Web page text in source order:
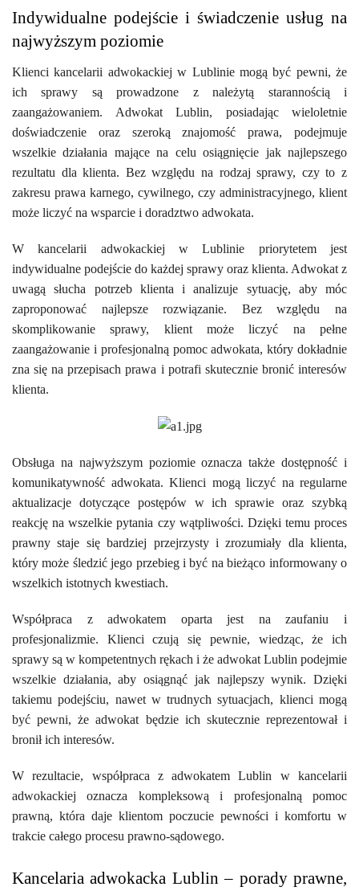
Indywidualne podejście i świadczenie usług na
najwyższym poziomie
Klienci kancelarii adwokackiej w Lublinie mogą być pewni, że
ich sprawy są prowadzone z należytą starannością i
zaangażowaniem. Adwokat Lublin, posiadając wieloletnie
doświadczenie oraz szeroką znajomość prawa, podejmuje
wszelkie działania mające na celu osiągnięcie jak najlepszego
rezultatu dla klienta. Bez względu na rodzaj sprawy, czy to z
zakresu prawa karnego, cywilnego, czy administracyjnego, klient
może liczyć na wsparcie i doradztwo adwokata.
W kancelarii adwokackiej w Lublinie priorytetem jest
indywidualne podejście do każdej sprawy oraz klienta. Adwokat z
uwagą słucha potrzeb klienta i analizuje sytuację, aby móc
zaproponować najlepsze rozwiązanie. Bez względu na
skomplikowanie sprawy, klient może liczyć na pełne
zaangażowanie i profesjonalną pomoc adwokata, który dokładnie
zna się na przepisach prawa i potrafi skutecznie bronić interesów
klienta.
Obsługa na najwyższym poziomie oznacza także dostępność i
komunikatywność adwokata. Klienci mogą liczyć na regularne
aktualizacje dotyczące postępów w ich sprawie oraz szybką
reakcję na wszelkie pytania czy wątpliwości. Dzięki temu proces
prawny staje się bardziej przejrzysty i zrozumiały dla klienta,
który może śledzić jego przebieg i być na bieżąco informowany o
wszelkich istotnych kwestiach.
Współpraca z adwokatem oparta jest na zaufaniu i
profesjonalizmie. Klienci czują się pewnie, wiedząc, że ich
sprawy są w kompetentnych rękach i że adwokat Lublin podejmie
wszelkie działania, aby osiągnąć jak najlepszy wynik. Dzięki
takiemu podejściu, nawet w trudnych sytuacjach, klienci mogą
być pewni, że adwokat będzie ich skutecznie reprezentował i
bronił ich interesów.
W rezultacie, współpraca z adwokatem Lublin w kancelarii
adwokackiej oznacza kompleksową i profesjonalną pomoc
prawną, która daje klientom poczucie pewności i komfortu w
trakcie całego procesu prawno-sądowego.
Kancelaria adwokacka Lublin – porady prawne,